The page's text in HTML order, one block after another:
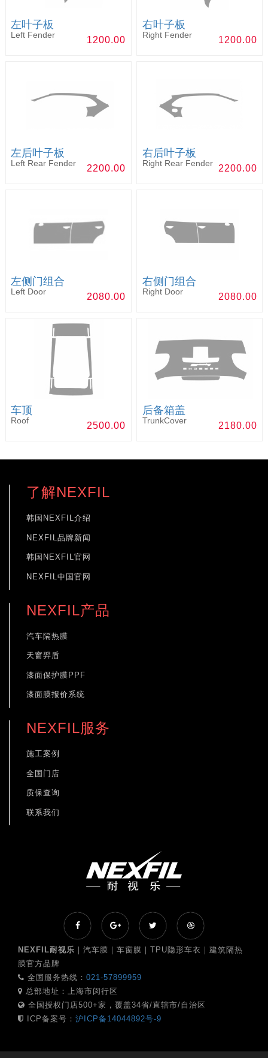
左叶子板
Left Fender 1200.00
右叶子板
Right Fender 1200.00
左后叶子板
Left Rear Fender 2200.00
右后叶子板
Right Rear Fender 2200.00
左侧门组合
Left Door 2080.00
右侧门组合
Right Door 2080.00
车顶
Roof 2500.00
后备箱盖
TrunkCover 2180.00
了解NEXFIL
韩国NEXFIL介绍
NEXFIL品牌新闻
韩国NEXFIL官网
NEXFIL中国官网
NEXFIL产品
汽车隔热膜
天窗羿盾
漆面保护膜PPF
漆面膜报价系统
NEXFIL服务
施工案例
全国门店
质保查询
联系我们
NEXFIL耐视乐 ｜汽车膜｜车窗膜｜TPU隐形车衣｜建筑隔热
膜官方品牌
全国服务热线： 021-57899959
总部地址：上海市闵行区
全国授权门店500+家，覆盖34省/直辖市/自治区
ICP备案号： 沪ICP备14044892号-9